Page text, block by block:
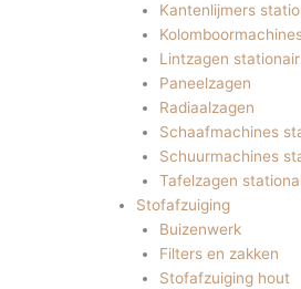
Kantenlijmers
Lintzagen stationair
Paneelzagen
Radiaalzagen
Schaafmachines
Schuurmachines
Tafelzagen
Stofafzuiging
Buizenwerk
Filters en zakken
Stofafzuiging hout